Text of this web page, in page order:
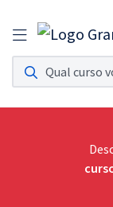
Assinatura
Acesso a todos os
Assinatura
Acesso ilimitado a
Residências